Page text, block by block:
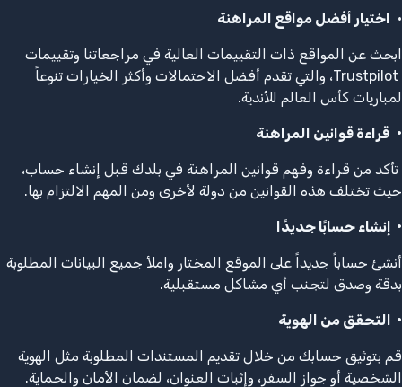
• اختيار أفضل مواقع المراهنة
ابحث عن المواقع ذات التقييمات العالية في مراجعاتنا وتقييمات
Trustpilot، والتي تقدم أفضل الاحتمالات وأكثر الخيارات تنوعاً
لمباريات كأس العالم للأندية.
• قراءة قوانين المراهنة
تأكد من قراءة وفهم قوانين المراهنة في بلدك قبل إنشاء حساب،
حيث تختلف هذه القوانين من دولة لأخرى ومن المهم الالتزام بها.
• إنشاء حسابًا جديدًا
أنشئ حساباً جديداً على الموقع المختار واملأ جميع البيانات المطلوبة
بدقة وصدق لتجنب أي مشاكل مستقبلية.
• التحقق من الهوية
قم بتوثيق حسابك من خلال تقديم المستندات المطلوبة مثل الهوية
الشخصية أو جواز السفر، وإثبات العنوان، لضمان الأمان والحماية.